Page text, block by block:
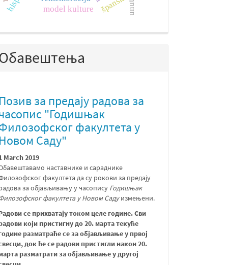
model kulture
Позив за предају радова за
"Годишњак
факултета у
Новом Саду"
March 2019
наставнике и сараднике
факултета да су рокови за предају
за објављивању у часопису Годишњак
факултета у Новом Садуизмењени.
се прихватају током целе године. Сви
који пристигну до 20. марта текуће
разматраће се за објављивање у првој
док ће се радови пристигли након 20.
разматрати за објављивање у другој